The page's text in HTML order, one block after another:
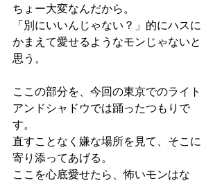
ちょー大変なんだから。
「別にいいんじゃない？」的にハスに
かまえて愛せるようなモンじゃないと
思う。
ここの部分を、今回の東京でのライト
アンドシャドウでは踊ったつもりで
す。
直すことなく嫌な場所を見て、そこに
寄り添ってあげる。
ここを心底愛せたら、怖いモンはな